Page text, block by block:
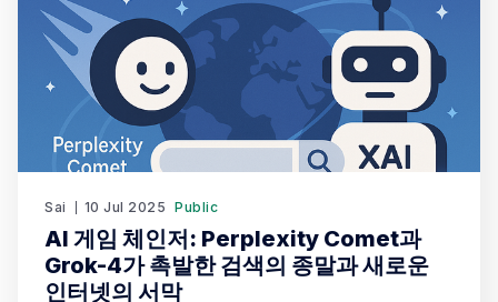
Sai 10 Jul 2025 Public
AI 게임 체인저: Perplexity Comet과
Grok-4가 촉발한 검색의 종말과 새로운
인터넷의 서막